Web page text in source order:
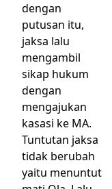
dengan
putusan itu,
jaksa lalu
mengambil
sikap hukum
dengan
mengajukan
kasasi ke MA.
Tuntutan jaksa
tidak berubah
yaitu menuntut